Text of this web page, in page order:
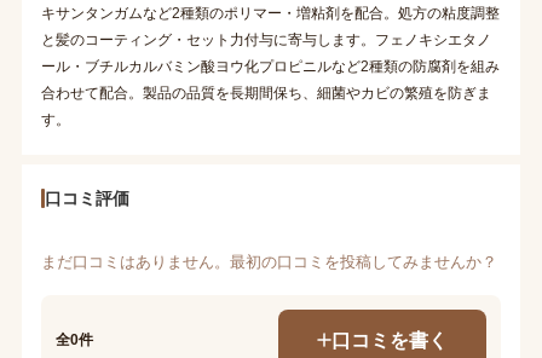
キサンタンガムなど2種類のポリマー・増粘剤を配合。処方の粘度調整
と髪のコーティング・セット力付与に寄与します。フェノキシエタノ
ール・ブチルカルバミン酸ヨウ化プロピニルなど2種類の防腐剤を組み
合わせて配合。製品の品質を長期間保ち、細菌やカビの繁殖を防ぎま
す。
口コミ評価
まだ口コミはありません。最初の口コミを投稿してみませんか？
全0件 口コミを書く